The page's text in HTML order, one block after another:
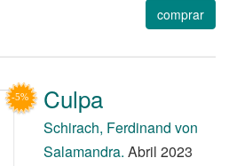
comprar
Culpa
Schirach, Ferdinand von
Salamandra. Abril 2023